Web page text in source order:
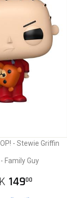
- Stewie Griffin
Family Guy
14900